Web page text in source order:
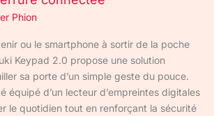
Phion
ou le smartphone à sortir de la poche
Keypad 2.0 propose une solution
sa porte d’un simple geste du pouce.
équipé d’un lecteur d’empreintes digitales
le quotidien tout en renforçant la sécurité